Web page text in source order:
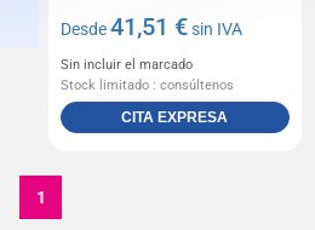
Desde41,51 €sin IVA
Sin incluir el marcado
Stock limitado : consúltenos
CITA EXPRESA
1